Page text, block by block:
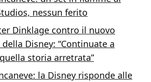
nessun ferito
Dinklage contro il nuovo
Disney: “Continuate a
storia arretrata”
la Disney risponde alle